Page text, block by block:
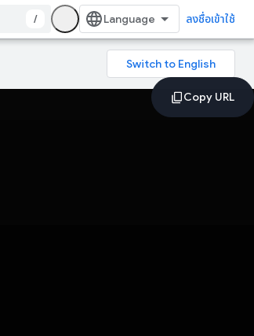
/ ลงชื่อเข้าใช้